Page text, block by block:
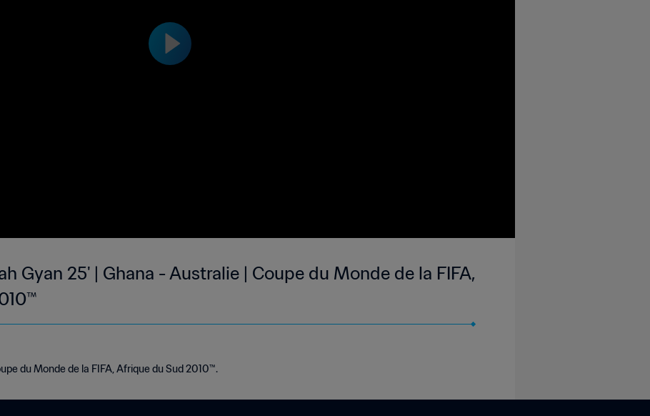
Gyan 25' | Ghana - Australie | Coupe du Monde de la FIFA,
du Monde de la FIFA, Afrique du Sud 2010™.